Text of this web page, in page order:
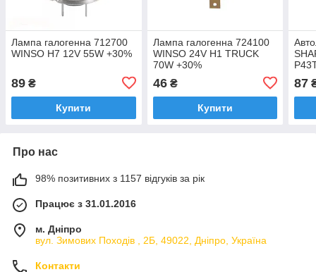
Лампа галогенна 712700
WINSO H7 12V 55W +30%
89 ₴
Купити
Лампа галогенна 724100
WINSO 24V H1 TRUCK
70W +30%
46₴
Купити
87
Про нас
98% позитивних з 1157 відгуків за рік
Працює з 31.01.2016
м. Дніпро
вул. Зимових Походiв , 2Б, 49022, Дніпро, Україна
Контакти